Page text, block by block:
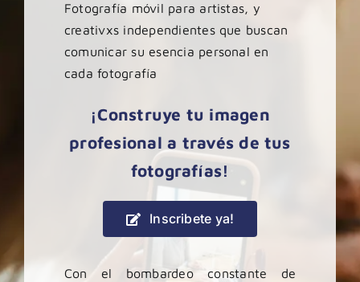
Fotografía móvil para artistas, y
creativxs independientes que buscan
comunicar su esencia personal en
cada fotografía
¡Construye tu imagen
profesional a través de tus
fotografías!
Inscribete ya!
Con el bombardeo constante de